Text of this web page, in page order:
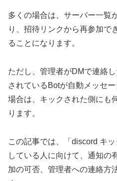
多くの場合は、サーバー一覧
り、招待リンクから再参加で
ることになります。
ただし、管理者がDMで連絡
されているBotが自動メッセ
場合は、キックされた側にも
ります。
この記事では、「discord キ
している人に向けて、通知の
加の可否、管理者への連絡方